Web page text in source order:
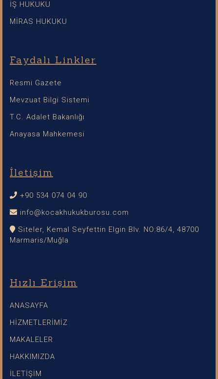
İŞ HUKUKU
MİRAS HUKUKU
Faydalı Linkler
Resmi Gazete
Mevzuat Bilgi Sistemi
T.C. Adalet Bakanlığı
Anayasa Mahkemesi
İletişim
+90 534 074 04 90
info@kocakhukukburosu.com
Siteler, Kemal Seyfettin Elgin Blv. NO:86/4, 48700
Marmaris/Muğla
Hızlı Erişim
ANASAYFA
HİZMETLERİMİZ
MAKALELER
HAKKIMIZDA
İLETİŞİM